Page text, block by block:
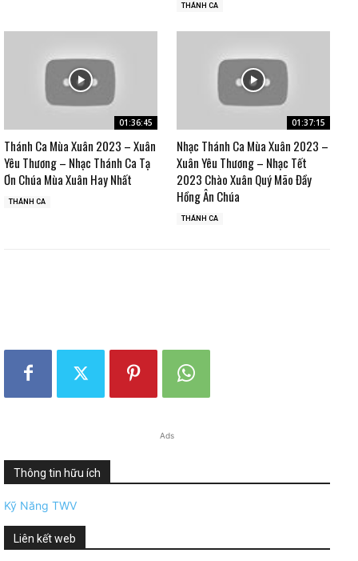
THÁNH CA
01:36:45
Thánh Ca Mùa Xuân 2023 – Xuân
Yêu Thương – Nhạc Thánh Ca Tạ
Ơn Chúa Mùa Xuân Hay Nhất
THÁNH CA
01:37:15
Nhạc Thánh Ca Mùa Xuân 2023 –
Xuân Yêu Thương – Nhạc Tết
2023 Chào Xuân Quý Mão Đầy
Hồng Ân Chúa
THÁNH CA
Ads
Thông tin hữu ích
Kỹ Năng TWV
Liên kết web